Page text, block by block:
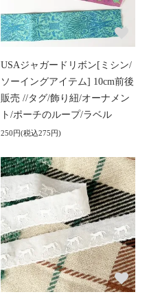
USAジャガードリボン[ミシン/
ソーイングアイテム] 10cm前後
販売 //タグ/飾り紐/オーナメン
ト/ポーチのループ/ラベル
250円(税込275円)